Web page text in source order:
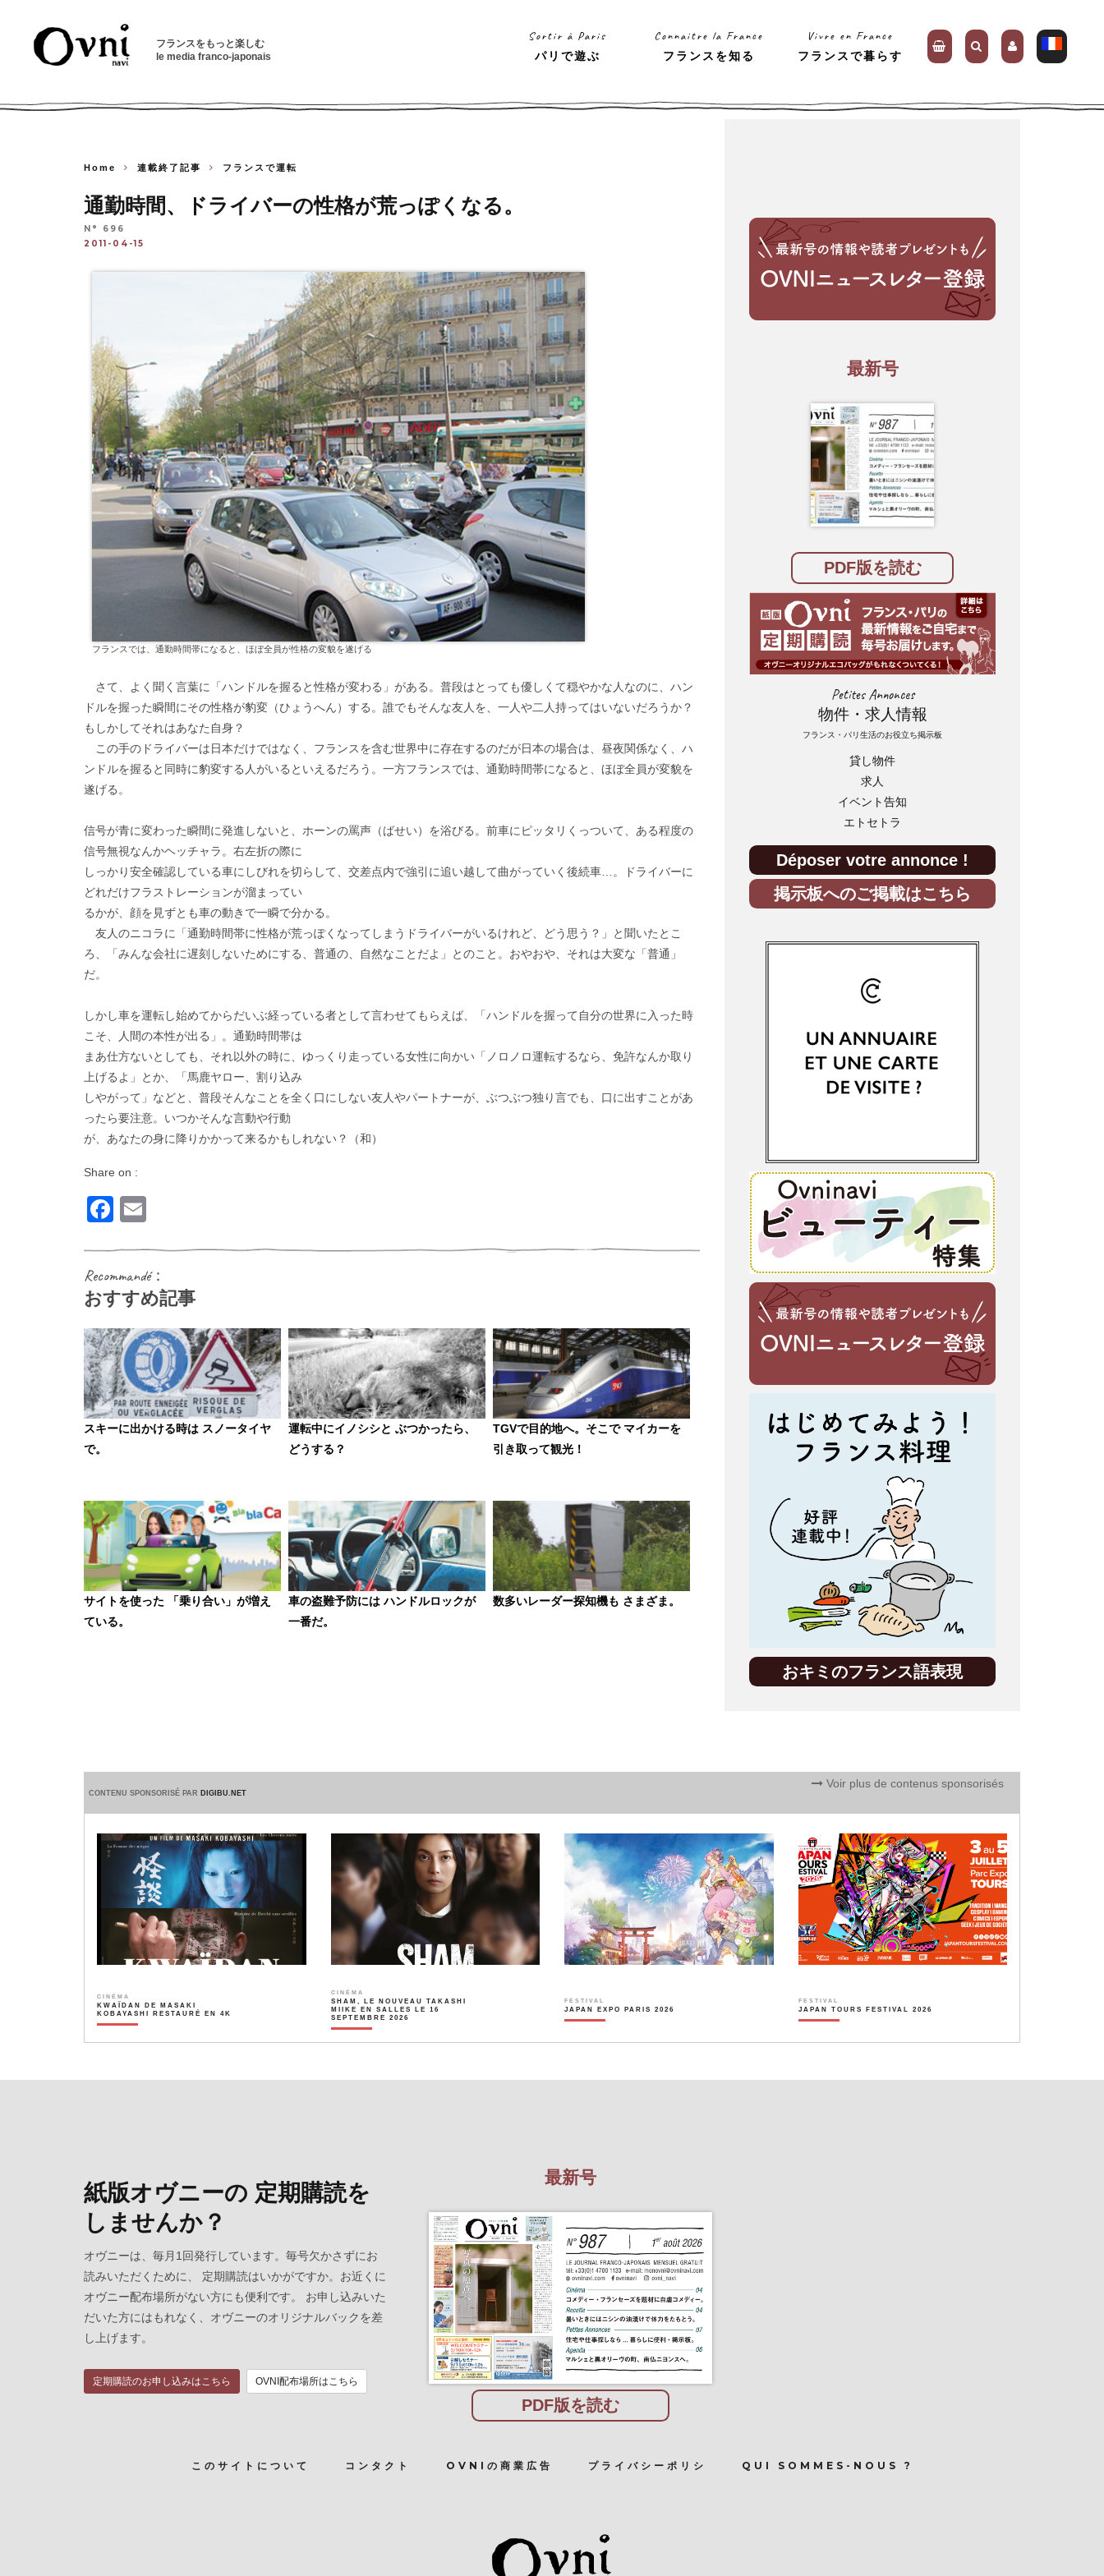
フランスをもっと楽しむ
le media franco-japonais
Sortir à Paris
パリで遊ぶ
Connaitre la France
フランスを知る
Vivre en France
フランスで暮らす
Home 連載終了記事 フランスで運転
通勤時間、ドライバーの性格が荒っぽくなる。
N° 696
2011-04-15
フランスでは、通勤時間帯になると、ほぼ全員が性格の変貌を遂げる
さて、よく聞く言葉に「ハンドルを握ると性格が変わる」がある。普段はとっても優しくて穏やかな人なのに、ハン
ドルを握った瞬間にその性格が豹変（ひょうへん）する。誰でもそんな友人を、一人や二人持ってはいないだろうか？
もしかしてそれはあなた自身？
この手のドライバーは日本だけではなく、フランスを含む世界中に存在するのだが日本の場合は、昼夜関係なく、ハ
ンドルを握ると同時に豹変する人がいるといえるだろう。一方フランスでは、通勤時間帯になると、ほぼ全員が変貌を
遂げる。
信号が青に変わった瞬間に発進しないと、ホーンの罵声（ばせい）を浴びる。前車にピッタリくっついて、ある程度の
信号無視なんかヘッチャラ。右左折の際に
しっかり安全確認している車にしびれを切らして、交差点内で強引に追い越して曲がっていく後続車…。ドライバーに
どれだけフラストレーションが溜まってい
るかが、顔を見ずとも車の動きで一瞬で分かる。
友人のニコラに「通勤時間帯に性格が荒っぽくなってしまうドライバーがいるけれど、どう思う？」と聞いたとこ
ろ、「みんな会社に遅刻しないためにする、普通の、自然なことだよ」とのこと。おやおや、それは大変な「普通」
だ。
しかし車を運転し始めてからだいぶ経っている者として言わせてもらえば、「ハンドルを握って自分の世界に入った時
こそ、人間の本性が出る」。通勤時間帯は
まあ仕方ないとしても、それ以外の時に、ゆっくり走っている女性に向かい「ノロノロ運転するなら、免許なんか取り
上げるよ」とか、「馬鹿ヤロー、割り込み
しやがって」などと、普段そんなことを全く口にしない友人やパートナーが、ぶつぶつ独り言でも、口に出すことがあ
ったら要注意。いつかそんな言動や行動
が、あなたの身に降りかかって来るかもしれない？（和）
Share on :
Facebook
Recommandé：
おすすめ記事
スキーに出かける時は スノータイヤ
で。
運転中にイノシシと ぶつかったら、
どうする？
TGVで目的地へ。そこで マイカーを
引き取って観光！
サイトを使った 「乗り合い」が増え
ている。
車の盗難予防には ハンドルロックが
一番だ。
数多いレーダー探知機も さまざま。
最新号
PDF版を読む
Petites Annonces
物件・求人情報
フランス・パリ生活のお役立ち掲示板
貸し物件
求人
イベント告知
エトセトラ
Déposer votre annonce !
掲示板へのご掲載はこちら
おキミのフランス語表現
CONTENU SPONSORISÉ PAR DIGIBU.NET
Voir plus de contenus sponsorisés
CINÉMA
KWAÏDAN DE MASAKI
KOBAYASHI RESTAURÉ EN 4K
CINÉMA
SHAM, LE NOUVEAU TAKASHI
MIIKE EN SALLES LE 16
SEPTEMBRE 2026
FESTIVAL
JAPAN EXPO PARIS 2026
FESTIVAL
JAPAN TOURS FESTIVAL 2026
紙版オヴニーの 定期購読を
しませんか？
オヴニーは、毎月1回発行しています。毎号欠かさずにお
読みいただくために、 定期購読はいかがですか。お近くに
オヴニー配布場所がない方にも便利です。 お申し込みいた
だいた方にはもれなく、オヴニーのオリジナルバックを差
し上げます。
定期購読のお申し込みはこちら OVNI配布場所はこちら
最新号
PDF版を読む
このサイトについて コンタクト OVNIの商業広告 プライバシーポリシ QUI SOMMES-NOUS ?